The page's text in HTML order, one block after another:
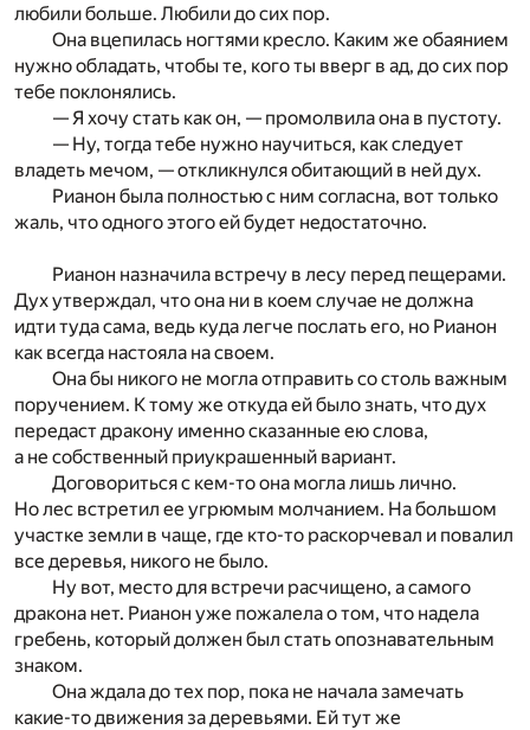
любили больше. Любили до сих пор.
Она вцепилась ногтями кресло. Каким же обаянием
нужно обладать, чтобы те, кого ты вверг в ад, до сих пор
тебе поклонялись.
— Я хочу стать как он, — промолвила она в пустоту.
— Ну, тогда тебе нужно научиться, как следует
владеть мечом, — откликнулся обитающий в ней дух.
Рианон была полностью с ним согласна, вот только
жаль, что одного этого ей будет недостаточно.
Рианон назначила встречу в лесу перед пещерами.
Дух утверждал, что она ни в коем случае не должна
идти туда сама, ведь куда легче послать его, но Рианон
как всегда настояла на своем.
Она бы никого не могла отправить со столь важным
поручением. К тому же откуда ей было знать, что дух
передаст дракону именно сказанные ею слова,
а не собственный приукрашенный вариант.
Договориться с кем-то она могла лишь лично.
Но лес встретил ее угрюмым молчанием. На большом
участке земли в чаще, где кто-то раскорчевал и повалил
все деревья, никого не было.
Ну вот, место для встречи расчищено, а самого
дракона нет. Рианон уже пожалела о том, что надела
гребень, который должен был стать опознавательным
знаком.
Она ждала до тех пор, пока не начала замечать
какие-то движения за деревьями. Ей тут же